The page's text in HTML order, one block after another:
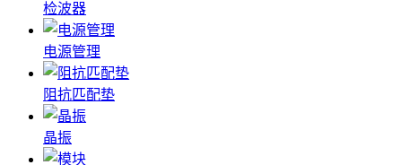
检波器
电源管理
阻抗匹配垫
晶振